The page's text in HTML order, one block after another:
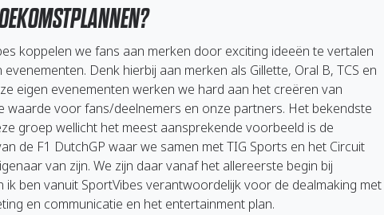
koppelen we fans aan merken door exciting ideeën te vertalen
Denk hierbij aan merken als Gillette, Oral B, TCS en
eigen evenementen werken we hard aan het creëren van
waarde voor fans/deelnemers en onze partners. Het bekendste
groep wellicht het meest aansprekende voorbeeld is de
de F1 DutchGP waar we samen met TIG Sports en het Circuit
van zijn. We zijn daar vanaf het allereerste begin bij
ik ben vanuit SportVibes verantwoordelijk voor de dealmaking met
en communicatie en het entertainment plan.